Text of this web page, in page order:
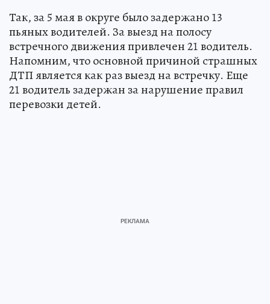
Так, за 5 мая в округе было задержано 13
пьяных водителей. За выезд на полосу
встречного движения привлечен 21 водитель.
Напомним, что основной причиной страшных
ДТП является как раз выезд на встречку. Еще
21 водитель задержан за нарушение правил
перевозки детей.